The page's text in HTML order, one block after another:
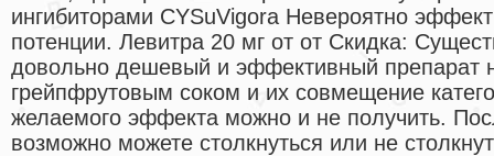
ингибиторами CYSuVigora Невероятно
потенции. Левитра 20 мг от от Скидка:
довольно дешевый и эффективный препарат
грейпфрутовым соком и их совмещение
желаемого эффекта можно и не получить.
возможно можете столкнуться или не